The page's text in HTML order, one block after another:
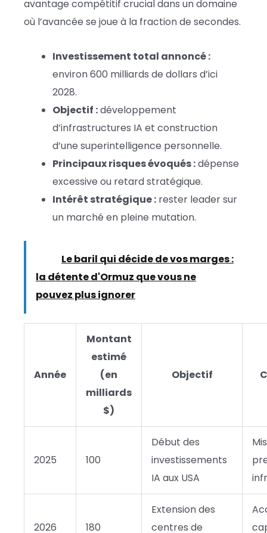
avantage compétitif crucial dans un domaine
où l’avancée se joue à la fraction de secondes.
Investissement total annoncé :
environ 600 milliards de dollars d’ici
2028.
Objectif :développement
d’infrastructures IA et construction
d’une superintelligence personnelle.
Principaux risques évoqués :dépense
excessive ou retard stratégique.
Intérêt stratégique : rester leader sur
un marché en pleine mutation.
Le baril qui décide de vos marges :
la détente d'Ormuz que vous ne
pouvez plus ignorer
Année
Montant
estimé
(en
milliards
$)
Objectif
2025 100
Début des
investissements
IA aux USA
2026 180
Extension des
centres de